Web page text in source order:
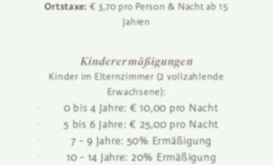
Ortstaxe: € 3,70 pro Person & Nacht ab 15
Jahren
Kinderermäßigungen
Kinder im Elternzimmer (2 vollzahlende
Erwachsene):
0 bis 4 Jahre: € 10,00 pro Nacht
5 bis 6 Jahre: € 25,00 pro Nacht
7 - 9 Jahre: 50% Ermäßigung
10 - 14 Jahre: 20% Ermäßigung